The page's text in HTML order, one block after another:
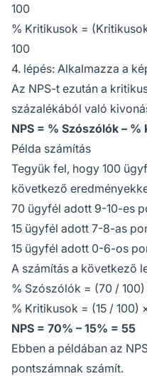
100
% Kritikusok =
100
4. lépés: Alkalmazza a
Az NPS-t ezután a
százalékából való
NPS = % Szószólók –
Példa számítás
Tegyük fel, hogy 100
következő
70 ügyfél adott 9-10-es
15 ügyfél adott 7-8-as
15 ügyfél adott 0-6-os
A számítás a következő
% Szószólók = (70 /
% Kritikusok = (15 / 100)
NPS = 70% – 15% = 55
Ebben a példában az
pontszámnak számít.